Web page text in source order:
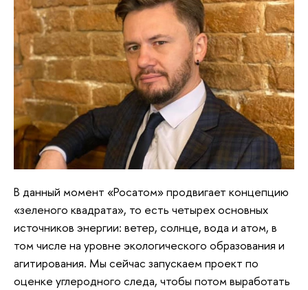
В данный момент «Росатом» продвигает концепцию
«зеленого квадрата», то есть четырех основных
источников энергии: ветер, солнце, вода и атом, в
том числе на уровне экологического образования и
агитирования. Мы сейчас запускаем проект по
оценке углеродного следа, чтобы потом выработать